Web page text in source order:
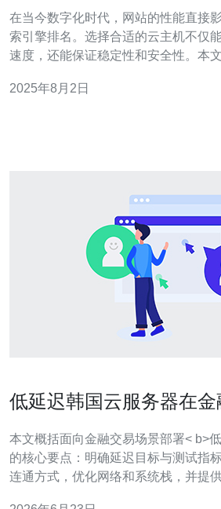
在当今数字化时代，网站的性能直接
索引擎排名。选择合适的云主机不仅
速度，还能保证稳定性和安全性。本
体性能。 为什么选择韩国云主机？ 韩国云主机因其独特的
2025年8月2日
低延迟韩国云服务器在
本文概括面向金融交易场景部署< b>
的核心要点：明确延迟目标与测试指
连通方式，优化网络和系统栈，并提